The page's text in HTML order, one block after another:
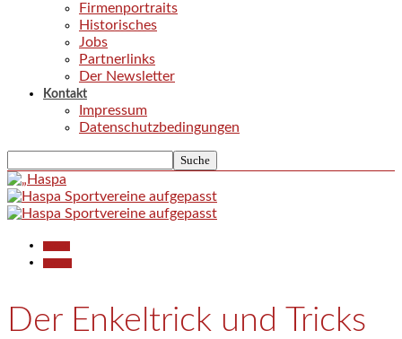
Firmenportraits
Historisches
Jobs
Partnerlinks
Der Newsletter
Kontakt
Impressum
Datenschutzbedingungen
Der Enkeltrick und Tricks